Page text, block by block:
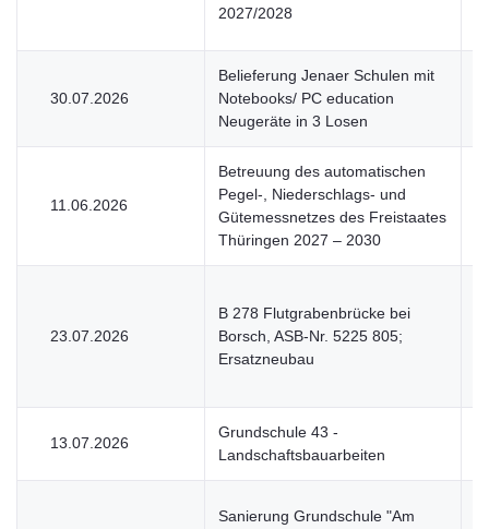
2027/2028
30.07.2026
Belieferung Jenaer Schulen mit
Notebooks/ PC education
Neugeräte in 3 Losen
11.06.2026
Betreuung des automatischen
Pegel-, Niederschlags- und
Gütemessnetzes des Freistaates
Thüringen 2027 – 2030
23.07.2026
B 278 Flutgrabenbrücke bei
Borsch, ASB-Nr. 5225 805;
Ersatzneubau
13.07.2026
Grundschule 43 -
Landschaftsbauarbeiten
Sanierung Grundschule "Am